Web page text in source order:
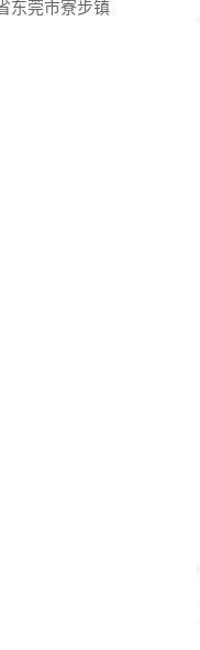
东莞市寮步镇